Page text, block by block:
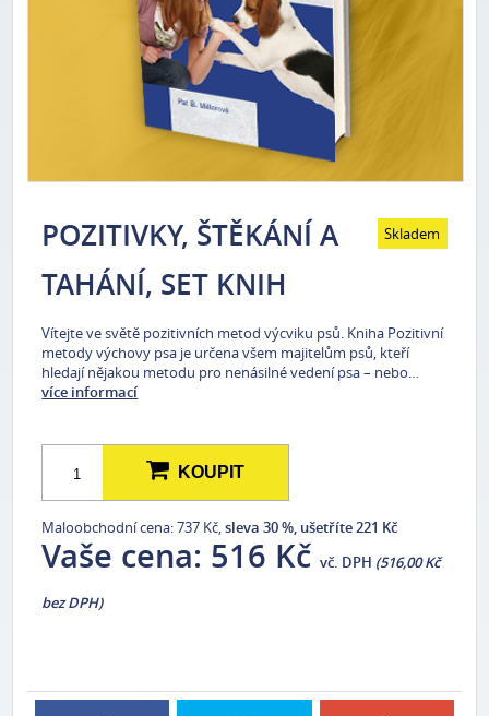
Skladem
POZITIVKY, ŠTĚKÁNÍ A
TAHÁNÍ, SET KNIH
Vítejte ve světě pozitivních metod výcviku psů. Kniha Pozitivní
metody výchovy psa je určena všem majitelům psů, kteří
hledají nějakou metodu pro nenásilné vedení psa – nebo…
více informací
KOUPIT
Maloobchodní cena: 737 Kč,sleva 30 %, ušetříte 221 Kč
Vaše cena: 516 Kč vč. DPH (516,00 Kč
bez DPH)